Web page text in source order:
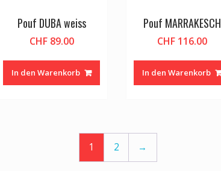
Pouf DUBA weiss
CHF89.00
In den Warenkorb
Pouf MARRAKESCH
CHF 116.00
In den Warenkorb
1 2 →